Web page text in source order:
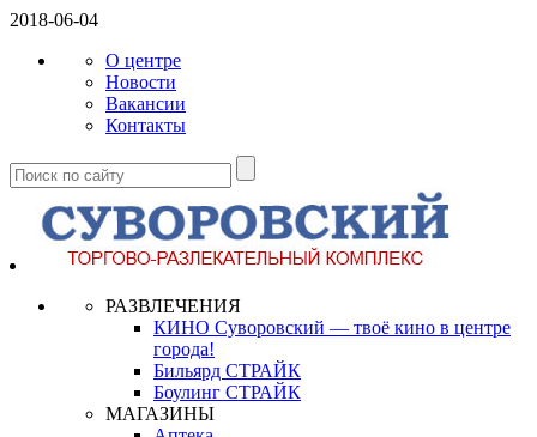
2018-06-04
О центре
Новости
Вакансии
Контакты
РАЗВЛЕЧЕНИЯ
КИНО Суворовский — твоё кино в центре
города!
Бильярд СТРАЙК
Боулинг СТРАЙК
МАГАЗИНЫ